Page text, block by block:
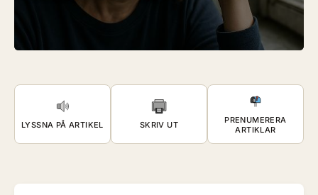
LYSSNA PÅ ARTIKEL SKRIV UT
PRENUMERERA
ARTIKLAR